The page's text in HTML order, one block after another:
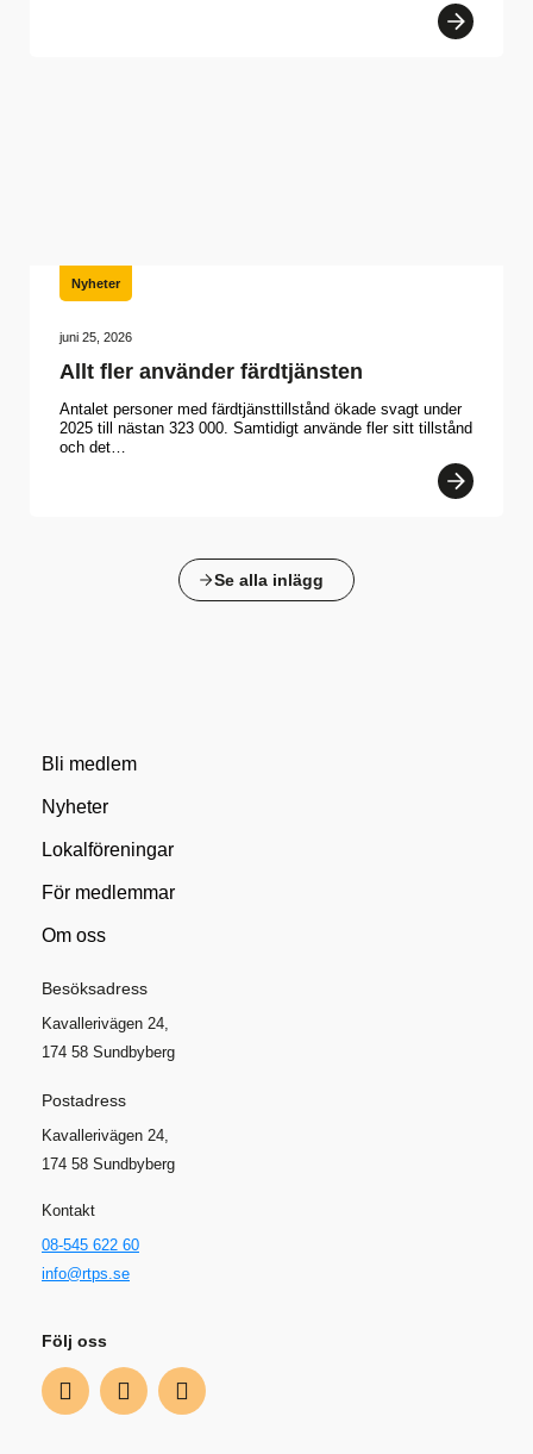
Nyheter
juni 25, 2026
Allt fler använder färdtjänsten
Antalet personer med färdtjänsttillstånd ökade svagt under
2025 till nästan 323 000. Samtidigt använde fler sitt tillstånd
och det…
Se alla inlägg
Bli medlem
Nyheter
Lokalföreningar
För medlemmar
Om oss
Besöksadress
Kavallerivägen 24,
174 58 Sundbyberg
Postadress
Kavallerivägen 24,
174 58 Sundbyberg
Kontakt
08-545 622 60
info@rtps.se
Följ oss